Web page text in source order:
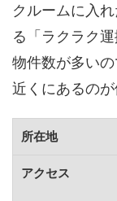
クルームに入
る「ラクラク
物件数が多い
近くにあるのが
所在地
アクセス